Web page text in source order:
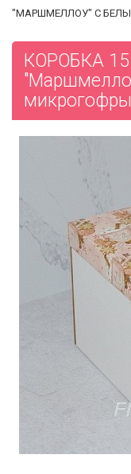
"МАРШМЕЛЛОУ" C
КОРОБКА
микрогофры